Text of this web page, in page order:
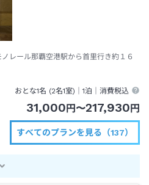
レール那覇空港駅から首里行き約１６
おとな1名 (2名1室)｜1泊 ｜消費税込
31,000円〜217,930円
すべてのプランを見る（137）